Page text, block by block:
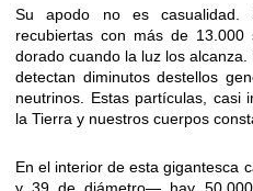
Su apodo no es casualidad.
recubiertas con más de
dorado cuando la luz los
detectan diminutos destellos
neutrinos. Estas partículas, casi
la Tierra y nuestros cuerpos
En el interior de esta gigantesca